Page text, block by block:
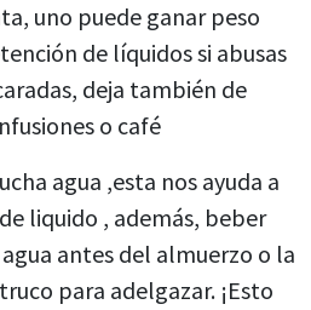
uno puede ganar peso
de líquidos si abusas
deja también de
o café
agua ,esta nos ayuda a
liquido , además, beber
antes del almuerzo o la
para adelgazar. ¡Esto